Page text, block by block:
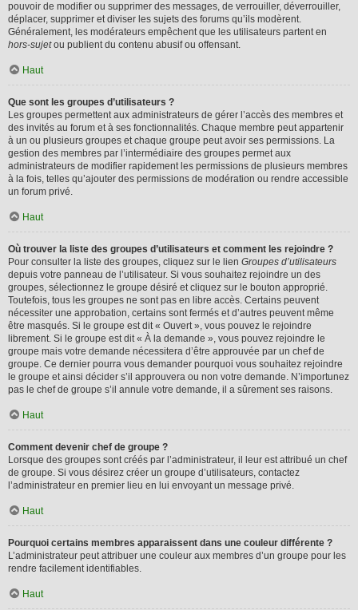
pouvoir de modifier ou supprimer des messages, de verrouiller, déverrouiller,
déplacer, supprimer et diviser les sujets des forums qu’ils modèrent.
Généralement, les modérateurs empêchent que les utilisateurs partent en
hors-sujetou publient du contenu abusif ou offensant.
Haut
Que sont les groupes d’utilisateurs ?
Les groupes permettent aux administrateurs de gérer l’accès des membres et
des invités au forum et à ses fonctionnalités. Chaque membre peut appartenir
à un ou plusieurs groupes et chaque groupe peut avoir ses permissions. La
gestion des membres par l’intermédiaire des groupes permet aux
administrateurs de modifier rapidement les permissions de plusieurs membres
à la fois, telles qu’ajouter des permissions de modération ou rendre accessible
un forum privé.
Haut
Où trouver la liste des groupes d’utilisateurs et comment les rejoindre ?
Pour consulter la liste des groupes, cliquez sur le lien Groupes d’utilisateurs
depuis votre panneau de l’utilisateur. Si vous souhaitez rejoindre un des
groupes, sélectionnez le groupe désiré et cliquez sur le bouton approprié.
Toutefois, tous les groupes ne sont pas en libre accès. Certains peuvent
nécessiter une approbation, certains sont fermés et d’autres peuvent même
être masqués. Si le groupe est dit « Ouvert », vous pouvez le rejoindre
librement. Si le groupe est dit « À la demande », vous pouvez rejoindre le
groupe mais votre demande nécessitera d’être approuvée par un chef de
groupe. Ce dernier pourra vous demander pourquoi vous souhaitez rejoindre
le groupe et ainsi décider s’il approuvera ou non votre demande. N’importunez
pas le chef de groupe s’il annule votre demande, il a sûrement ses raisons.
Haut
Comment devenir chef de groupe ?
Lorsque des groupes sont créés par l’administrateur, il leur est attribué un chef
de groupe. Si vous désirez créer un groupe d’utilisateurs, contactez
l’administrateur en premier lieu en lui envoyant un message privé.
Haut
Pourquoi certains membres apparaissent dans une couleur différente ?
L’administrateur peut attribuer une couleur aux membres d’un groupe pour les
rendre facilement identifiables.
Haut